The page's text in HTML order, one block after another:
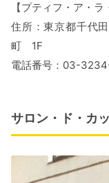
【プティフ・ア・ラ
住所：東京都千代
町 1F
電話番号：03-
サロン・ド・カ